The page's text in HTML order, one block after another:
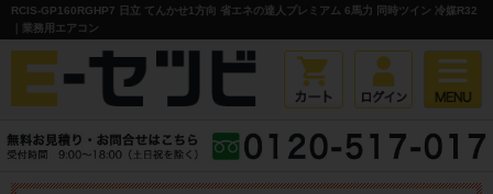
RCIS-GP160RGHP7 日立 てんかせ1方向 省エネの達人プレミアム 6馬力 同時ツイン 冷媒R32
｜業務用エアコン